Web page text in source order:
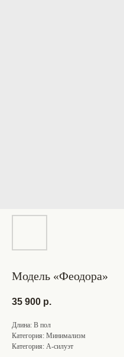
Модель «Феодора»
35 900 р.
Длина: В пол
Категория: Минимализм
Категория: А-силуэт